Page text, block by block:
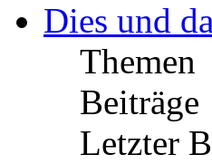
Dies und
Themen
Beiträge
Letzter